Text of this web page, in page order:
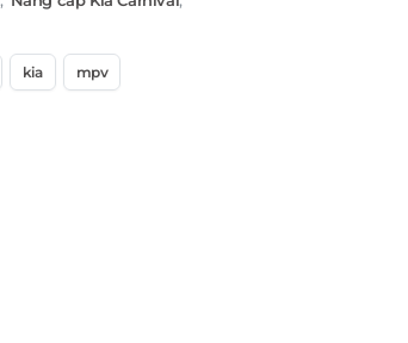
kia mpv